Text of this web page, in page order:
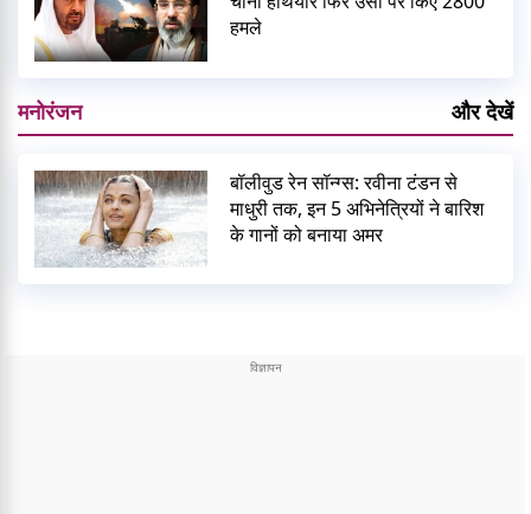
हमले
मनोरंजन और देखें
बॉलीवुड रेन सॉन्ग्स: रवीना टंडन से
माधुरी तक, इन 5 अभिनेत्रियों ने बारिश
के गानों को बनाया अमर